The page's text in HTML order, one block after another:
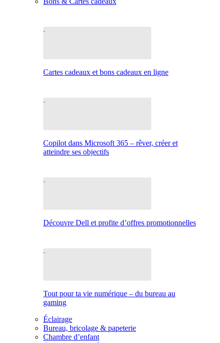
Cartes cadeaux et bons cadeaux en ligne
Copilot dans Microsoft 365 – rêver, créer et
atteindre ses objectifs
Découvre Dell et profite d’offres promotionnelles
Tout pour ta vie numérique – du bureau au
gaming
Éclairage
Bureau, bricolage & papeterie
Chambre d’enfant